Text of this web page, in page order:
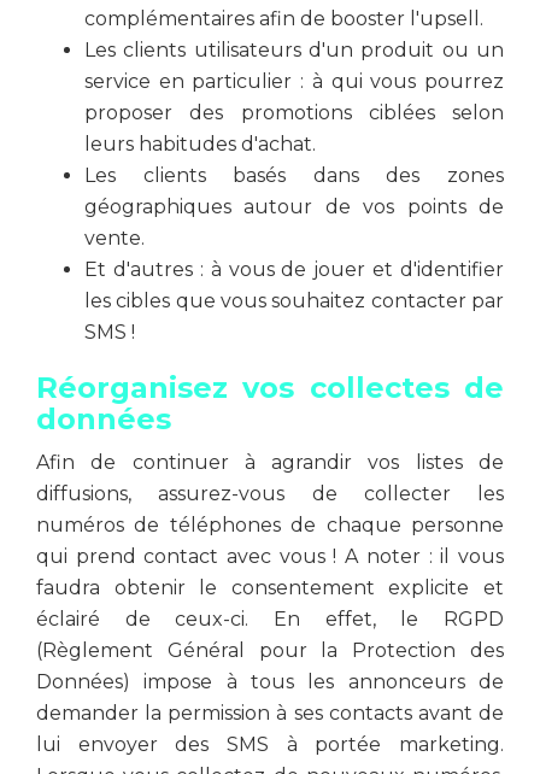
complémentaires afin de booster l'upsell.
Les clients utilisateurs d'un produit ou un
service en particulier : à qui vous pourrez
proposer des promotions ciblées selon
leurs habitudes d'achat.
Les clients basés dans des zones
géographiques autour de vos points de
vente.
Et d'autres : à vous de jouer et d'identifier
les cibles que vous souhaitez contacter par
SMS !
Réorganisez vos collectes de
données
Afin de continuer à agrandir vos listes de
diffusions, assurez-vous de collecter les
numéros de téléphones de chaque personne
qui prend contact avec vous ! A noter : il vous
faudra obtenir le consentement explicite et
éclairé de ceux-ci. En effet, le RGPD
(Règlement Général pour la Protection des
Données) impose à tous les annonceurs de
demander la permission à ses contacts avant de
lui envoyer des SMS à portée marketing.